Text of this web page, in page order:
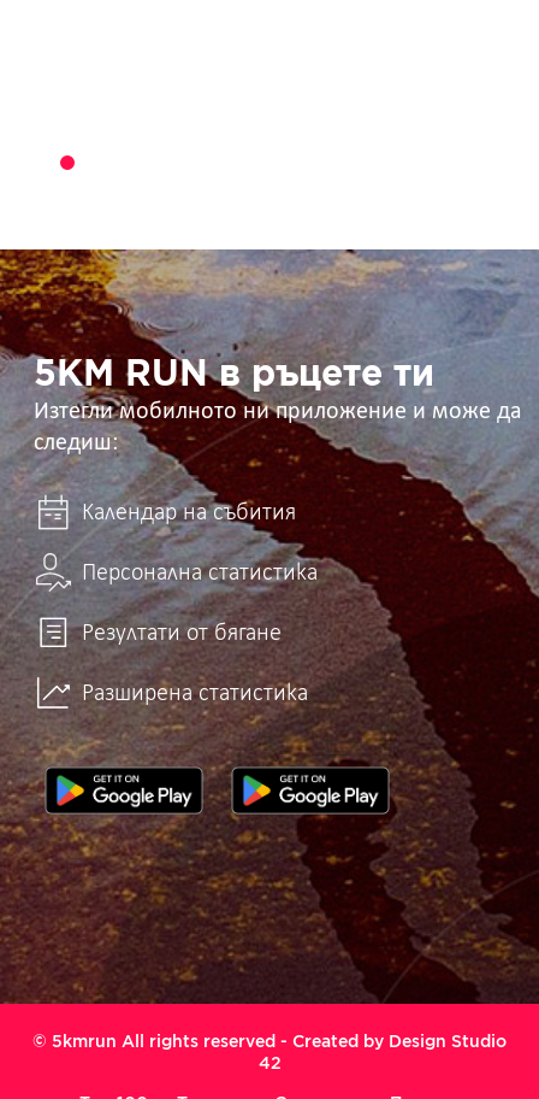
5KM
RUN
в
ръцете
ти 5KM RUN в ръцете ти
Изтегли мобилното ни приложение и може да
следиш:
Календар на събития
Персонална статистика
Резултати от бягане
Разширена статистика
© 5kmrun All rights reserved - Created by Design Studio
42